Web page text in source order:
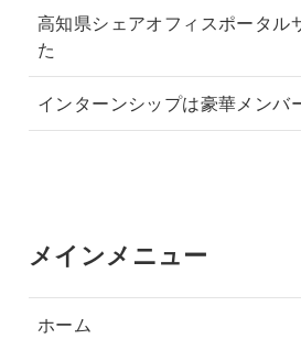
高知県シェアオフィスポータル
た
インターンシップは豪華メンバ
メインメニュー
ホーム